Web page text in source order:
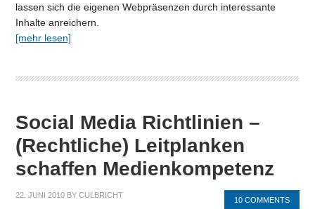
lassen sich die eigenen Webpräsenzen durch interessante
Inhalte anreichern.
[mehr lesen]
Social Media Richtlinien –
(Rechtliche) Leitplanken
schaffen Medienkompetenz
22. JUNI 2010 BYCULBRICHT
10 COMMENTS